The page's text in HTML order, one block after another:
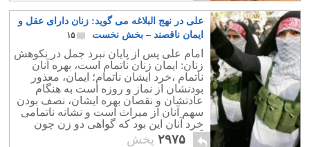
علی در نهج البلاغه می گوید: زنان دارای عقل و
ایمان ناقصند – بخش نخست
۱۵
امام علی پس از پايان نبرد جمل در نكوهش
زنان: ايمان زنان ناتمام است، بهره آنان
ناتمام ،خرد ايشان ناتمام؛ ايمان، معذور
بودنشان از نماز و روزه است به هنگام
عادتشان و نقصان بهره ايشان، نصف بودن
سهم آنان از ميراث است و نشانه ناتمامى
خرد آنان اين بود كه گواهى دو زن چون
گواهى يك مرد به حساب رود.
۲۹۷۵ پخش